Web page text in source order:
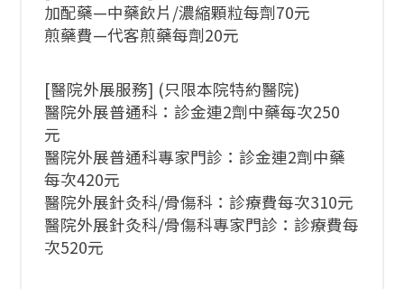
加配藥—中藥飲片/濃縮顆粒每劑70元
煎藥費—代客煎藥每劑20元
[醫院外展服務] (只限本院特約醫院)
醫院外展普通科：診金連2劑中藥每次250
元
醫院外展普通科專家門診：診金連2劑中藥
每次420元
醫院外展針灸科/骨傷科：診療費每次310元
醫院外展針灸科/骨傷科專家門診：診療費每
次520元